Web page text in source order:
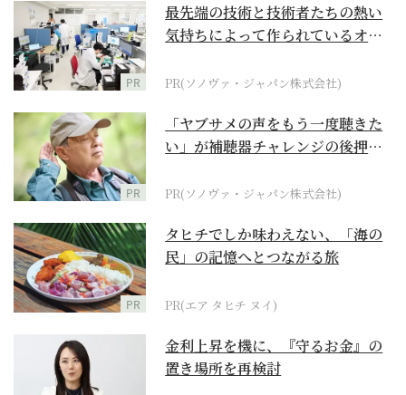
PR
最先端の技術と技術者たちの熱い
気持ちによって作られているオー
PR(ソノヴァ・ジャパン株式会社)
PR
「ヤブサメの声をもう一度聴きた
い」が補聴器チャレンジの後押し
PR(ソノヴァ・ジャパン株式会社)
PR
タヒチでしか味わえない、「海の
民」の記憶へとつながる旅
PR(エア タヒチ ヌイ)
金利上昇を機に、『守るお金』の
置き場所を再検討